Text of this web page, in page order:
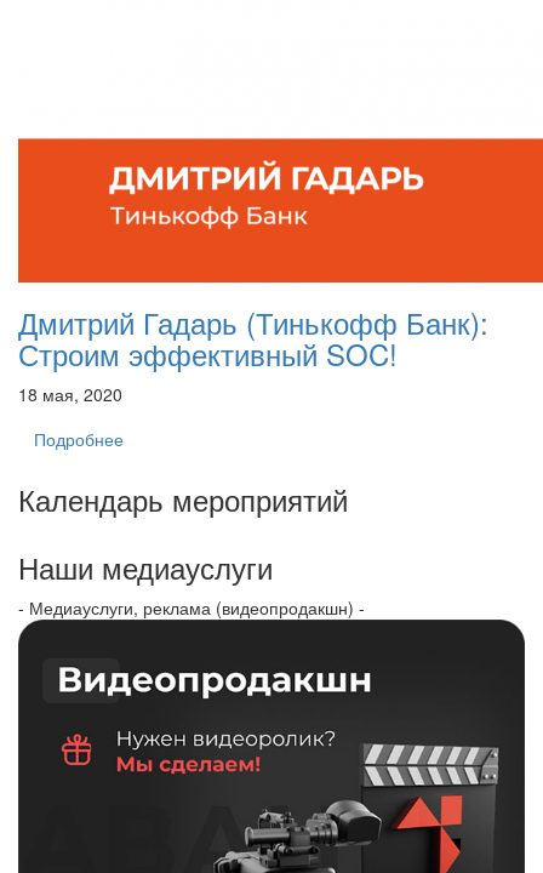
Дмитрий Гадарь (Тинькофф Банк):
Строим эффективный SOC!
18 мая, 2020
Подробнее
Календарь мероприятий
Наши медиауслуги
- Медиауслуги, реклама (видеопродакшн) -